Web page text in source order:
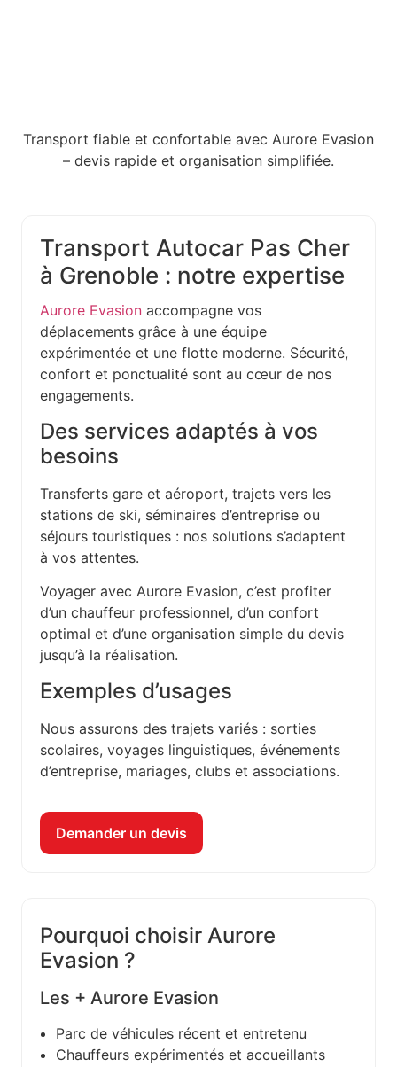
Transport fiable et confortable avec Aurore Evasion
– devis rapide et organisation simplifiée.
Transport Autocar Pas Cher
à Grenoble : notre expertise
Aurore Evasion accompagne vos
déplacements grâce à une équipe
expérimentée et une flotte moderne. Sécurité,
confort et ponctualité sont au cœur de nos
engagements.
Des services adaptés à vos
besoins
Transferts gare et aéroport, trajets vers les
stations de ski, séminaires d’entreprise ou
séjours touristiques : nos solutions s’adaptent
à vos attentes.
Voyager avec Aurore Evasion, c’est profiter
d’un chauffeur professionnel, d’un confort
optimal et d’une organisation simple du devis
jusqu’à la réalisation.
Exemples d’usages
Nous assurons des trajets variés : sorties
scolaires, voyages linguistiques, événements
d’entreprise, mariages, clubs et associations.
Demander un devis
Pourquoi choisir Aurore
Evasion ?
Les + Aurore Evasion
Parc de véhicules récent et entretenu
Chauffeurs expérimentés et accueillants